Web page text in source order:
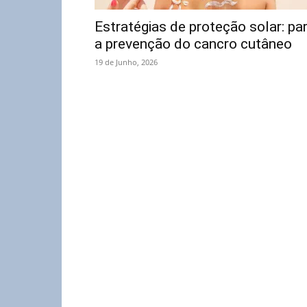
Estratégias de proteção solar:
a prevenção do cancro cutâneo
19 de Junho, 2026